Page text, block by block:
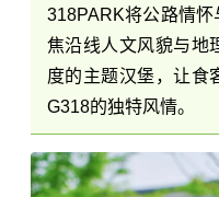
318PARK将公路情
焦沿线人文风貌与地
度的主题汉堡，让食
G318的独特风情。